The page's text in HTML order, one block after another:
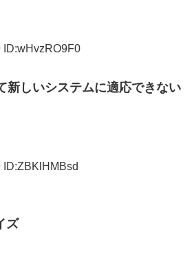
ID:wHvzRO9F0
新しいシステムに適応できない
ID:ZBKlHMBsd
ズ